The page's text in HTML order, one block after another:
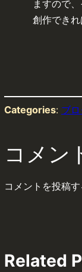
ますので
創作でき
Categories: ブ
コメン
コメントを投稿
Related